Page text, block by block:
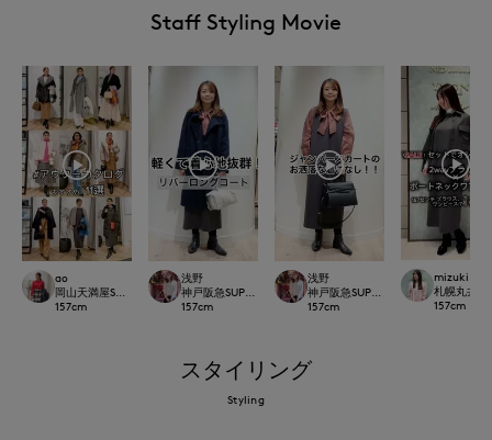
Staff Styling Movie
ao
岡山天満屋SUPERIORCLOSET
157cm
浅野
神戸阪急SUPERIORCLOSET
157cm
浅野
神戸阪急SUPERIORCLOSET
157cm
mizuki
札幌丸井今
157cm
スタイリング
Styling